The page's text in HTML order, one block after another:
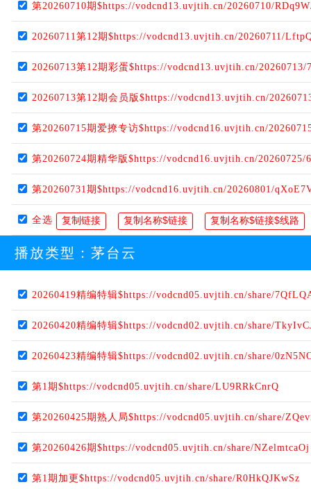
第20260710期$https://vodcnd13.uvjtih.cn/20260710/
20260711第12期$https://vodcnd13.uvjtih.cn/20260711/
20260713第12期彩蛋$https://vodcnd13.uvjtih.cn/
20260713第12期会员版$https://vodcnd13.uvjtih.cn/
第20260715期爱撩专访$https://vodcnd16.uvjtih.cn/
第20260724期精华版$https://vodcnd16.uvjtih.cn/20260725/
第20260731期$https://vodcnd16.uvjtih.cn/20260801/
全选
播放类型： 茅台云
20260419精编特辑$https://vodcnd05.uvjtih.cn/share/
20260420精编特辑$https://vodcnd02.uvjtih.cn/share/
20260423精编特辑$https://vodcnd02.uvjtih.cn/share/
第1期$https://vodcnd05.uvjtih.cn/share/LU9RRkCnrQ
第20260425期熟人局$https://vodcnd05.uvjtih.cn/share/
第20260426期$https://vodcnd05.uvjtih.cn/share/NZelmtcaOj
第1期加更$https://vodcnd05.uvjtih.cn/share/R0HkQJKwSz